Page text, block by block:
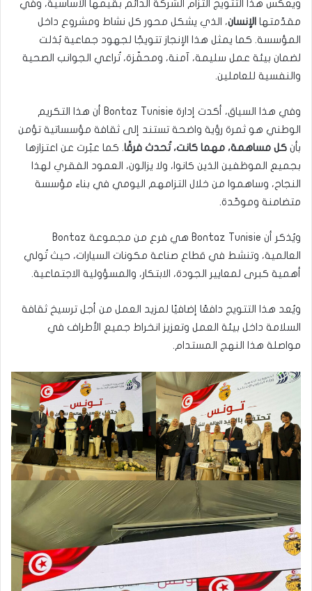
ويعكس هذا التتويج التزام الشركة الدائم بقيمها الأساسية، وفي
مقدّمتها الإنسان، الذي يشكل محور كل نشاط ومشروع داخل
المؤسسة. كما يمثل هذا الإنجاز تتويجًا لجهود جماعية بُذلت
لضمان بيئة عمل سليمة، آمنة، ومحفّزة، تُراعي الجوانب الصحية
والنفسية للعاملين.
وفي هذا السياق، أكدت إدارة Bontaz Tunisie أن هذا التكريم
الوطني هو ثمرة رؤية واضحة تستند إلى ثقافة مؤسساتية تؤمن
بأن كل مساهمة، مهما كانت، تُحدث فرقًا. كما عبّرت عن اعتزازها
بجميع الموظفين الذين كانوا، ولا يزالون، العمود الفقري لهذا
النجاح، وساهموا من خلال التزامهم اليومي في بناء مؤسسة
متضامنة وموحّدة.
ويُذكر أن Bontaz Tunisie هي فرع من مجموعة Bontaz
العالمية، وتنشط في قطاع صناعة مكونات السيارات، حيث تُولي
أهمية كبرى لمعايير الجودة، الابتكار، والمسؤولية الاجتماعية.
ويُعد هذا التتويج دافعًا إضافيًا لمزيد العمل من أجل ترسيخ ثقافة
السلامة داخل بيئة العمل وتعزيز انخراط جميع الأطراف في
مواصلة هذا النهج المستدام.